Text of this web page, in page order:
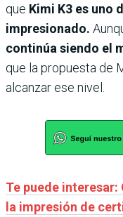
que Kimi K3 es uno
impresionado.
continúa siendo el
que la propuesta de
alcanzar ese nivel.
Te puede
la impresión de